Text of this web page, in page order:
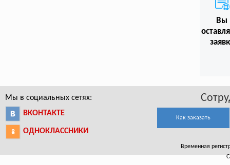
Вы
Мы в социальных сетях:
ВКОНТАКТЕ
ОДНОКЛАССНИКИ
Как заказать
Временная